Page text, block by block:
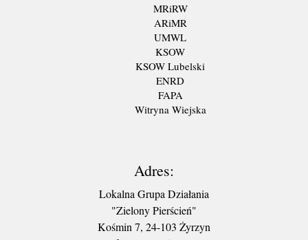
MRiRW
ARiMR
UMWL
KSOW
KSOW Lubelski
ENRD
FAPA
Witryna Wiejska
Adres:
Lokalna Grupa Działania
"Zielony Pierścień"
Kośmin 7, 24-103 Żyrzyn